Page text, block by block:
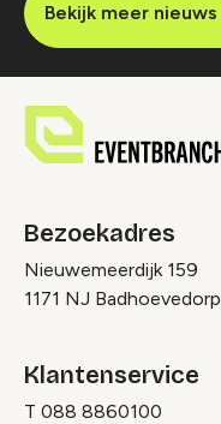
Bekijk meer nieuws
Bezoekadres
Nieuwemeerdijk 159
1171 NJ Badhoevedorp
Klantenservice
T 088 8860100